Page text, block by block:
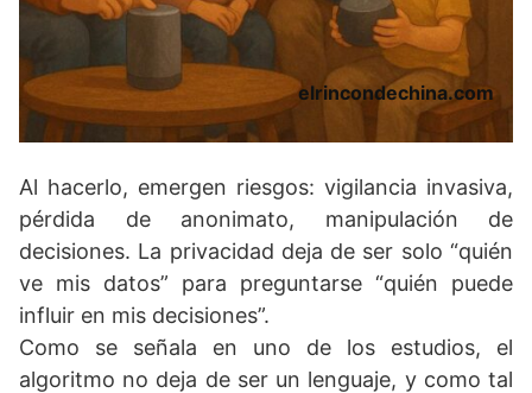
elrincondechina.com
Al hacerlo, emer­gen riesgos: vigilancia invasiva,
pérdida de anonimato, manipulación de
decisiones. La privacidad deja de ser solo “quién
ve mis datos” para preguntarse “quién puede
influir en mis decisiones”.
Como se señala en uno de los estudios, el
algoritmo no deja de ser un lenguaje, y como tal